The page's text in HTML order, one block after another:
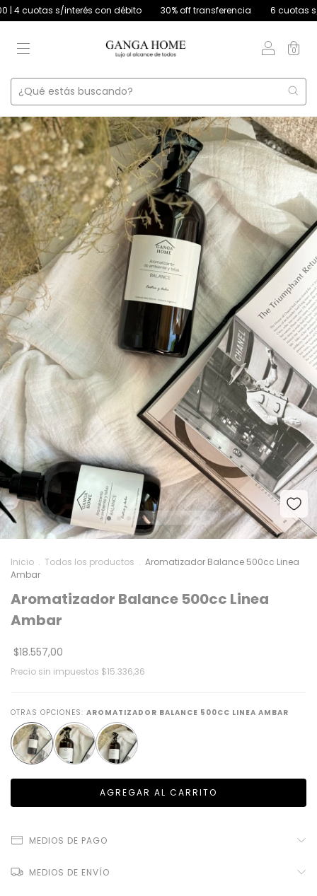
s/interés con débito 30% off transferencia 6 cuotas s/
0
Inicio . Todos los productos . Aromatizador Balance 500cc Linea
Ambar
Aromatizador Balance 500cc Linea
Ambar
$18.557,00
Precio sin impuestos $15.336,36
OTRAS OPCIONES: AROMATIZADOR BALANCE 500CC LINEA AMBAR
MEDIOS DE PAGO
MEDIOS DE ENVÍO